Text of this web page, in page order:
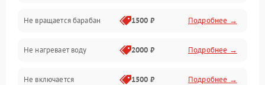
Слив
Программное обеспечение
Не вращается барабан 1500 ₽ Подробнее →
Не нагревает воду 2000 ₽ Подробнее →
Не включается 1500 ₽ Подробнее →